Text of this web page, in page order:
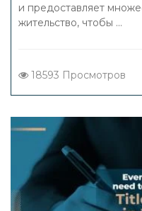
и предоставляет
жительство, чтобы ...
18593 Просмотров